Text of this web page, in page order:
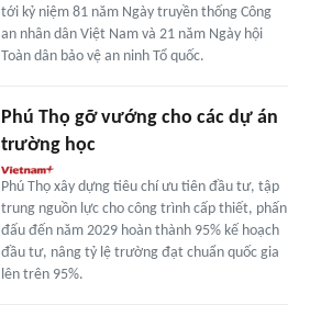
tới kỷ niệm 81 năm Ngày truyền thống Công
an nhân dân Việt Nam và 21 năm Ngày hội
Toàn dân bảo vệ an ninh Tổ quốc.
Phú Thọ gỡ vướng cho các dự án
trường học
Phú Thọ xây dựng tiêu chí ưu tiên đầu tư, tập
trung nguồn lực cho công trình cấp thiết, phấn
đấu đến năm 2029 hoàn thành 95% kế hoạch
đầu tư, nâng tỷ lệ trường đạt chuẩn quốc gia
lên trên 95%.